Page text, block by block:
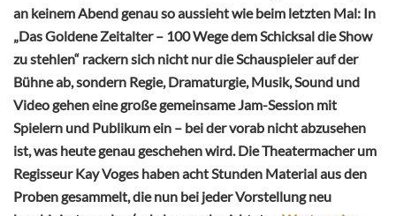
an keinem Abend genau so aussieht wie beim letzten Mal: In
„Das Goldene Zeitalter – 100 Wege dem Schicksal die Show
zu stehlen“ rackern sich nicht nur die Schauspieler auf der
Bühne ab, sondern Regie, Dramaturgie, Musik, Sound und
Video gehen eine große gemeinsame Jam-Session mit
Spielern und Publikum ein – bei der vorab nicht abzusehen
ist, was heute genau geschehen wird. Die Theatermacher um
Regisseur Kay Voges haben acht Stunden Material aus den
Proben gesammelt, die nun bei jeder Vorstellung neu